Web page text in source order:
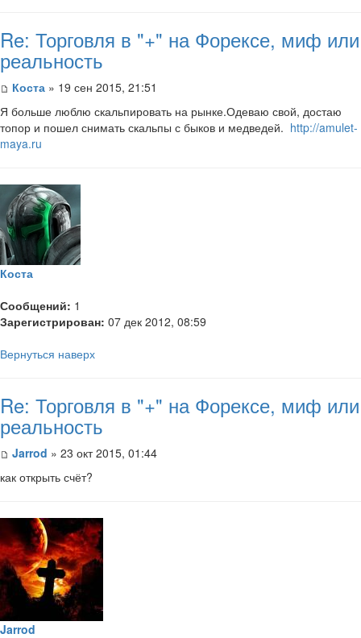
Re: Торговля в "+" на Форексе, миф или
реальность
Коста » 19 сен 2015, 21:51
Я больше люблю скальпировать на рынке.Одеваю свой, достаю
топор и пошел снимать скальпы с быков и медведей. http://amulet-
maya.ru
Коста
Сообщений: 1
Зарегистрирован: 07 дек 2012, 08:59
Вернуться наверх
Re: Торговля в "+" на Форексе, миф или
реальность
Jarrod » 23 окт 2015, 01:44
как открыть счёт?
Jarrod